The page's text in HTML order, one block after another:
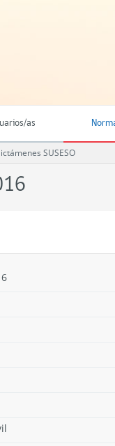
as
SUSESO